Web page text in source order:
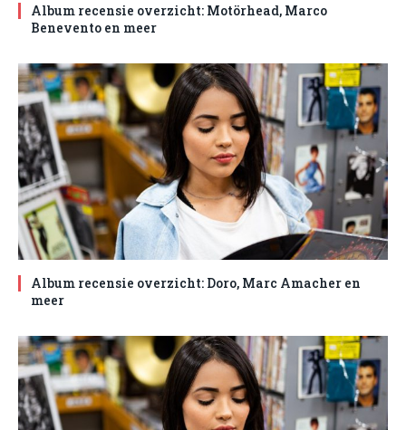
Album recensie overzicht: Motörhead, Marco
Benevento en meer
Album recensie overzicht: Doro, Marc Amacher en
meer